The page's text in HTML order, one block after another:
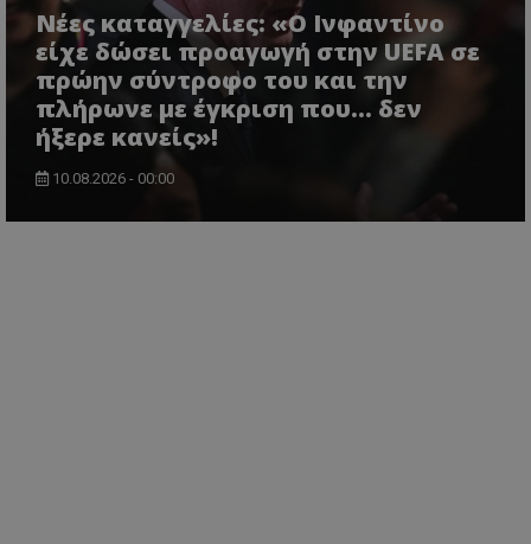
Νέες καταγγελίες: «Ο Ινφαντίνο
είχε δώσει προαγωγή στην UEFA σε
πρώην σύντροφο του και την
πλήρωνε με έγκριση που... δεν
ήξερε κανείς»!
10.08.2026 - 00:00